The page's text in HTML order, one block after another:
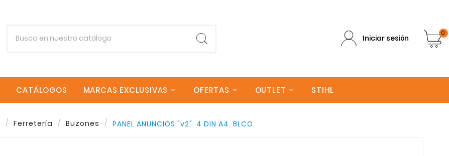
Iniciar sesión
0
CATÁLOGOS MARCAS EXCLUSIVAS OFERTAS OUTLET STIHL
Ferretería Buzones PANEL ANUNCIOS "v2". 4 DIN A4. BLCO.